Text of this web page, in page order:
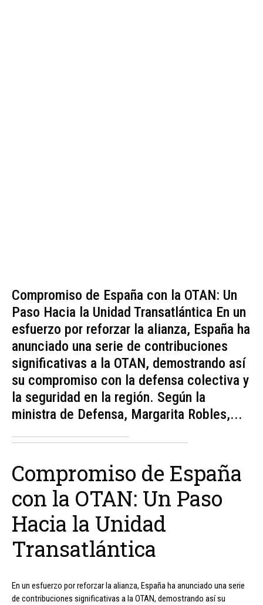
Compromiso de España con la OTAN: Un
Paso Hacia la Unidad Transatlántica En un
esfuerzo por reforzar la alianza, España ha
anunciado una serie de contribuciones
significativas a la OTAN, demostrando así
su compromiso con la defensa colectiva y
la seguridad en la región. Según la
ministra de Defensa, Margarita Robles,...
Compromiso de España
con la OTAN: Un Paso
Hacia la Unidad
Transatlántica
En un esfuerzo por reforzar la alianza, España ha anunciado una serie
de contribuciones significativas a la OTAN, demostrando así su